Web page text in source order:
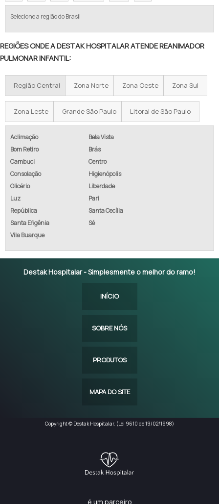
Selecione a região do Brasil
REGIÕES ONDE A DESTAK HOSPITALAR ATENDE REANIMADOR
PULMONAR INFANTIL:
Região Central Zona Norte Zona Oeste Zona Sul
Zona Leste Grande São Paulo Litoral de São Paulo
Aclimação
Bela Vista
Bom Retiro
Brás
Cambuci
Centro
Consolação
Higienópolis
Glicério
Liberdade
Luz
Pari
República
Santa Cecília
Santa Efigênia
Sé
Vila Buarque
Destak Hospitalar - Simplesmente o melhor do ramo!
INÍCIO
SOBRE NÓS
PRODUTOS
MAPA DO SITE
Copyright © Destak Hospitalar. (Lei 9610 de 19/02/1998)
é um parceiro